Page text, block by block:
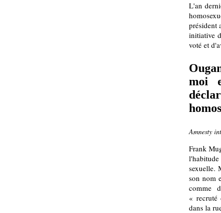
L'an
président
initiative
voté et
moi
Amnesty
Frank
l'habitude
sexuelle.
son nom
comme
« recruté
dans la